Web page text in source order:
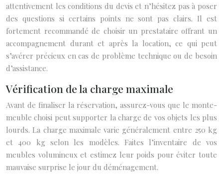
attentivement les conditions du devis et n’hésitez pas à poser
des questions si certains points ne sont pas clairs. Il est
fortement recommandé de choisir un prestataire offrant un
accompagnement durant et après la location, ce qui peut
s’avérer précieux en cas de problème technique ou de besoin
d’assistance.
Vérification de la charge maximale
Avant de finaliser la réservation, assurez-vous que le monte-
meuble choisi peut supporter la charge de vos objets les plus
lourds. La charge maximale varie généralement entre 250 kg
et 400 kg selon les modèles. Faites l’inventaire de vos
meubles volumineux et estimez leur poids pour éviter toute
mauvaise surprise le jour du déménagement.